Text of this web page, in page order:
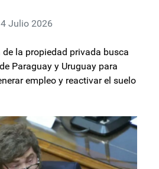
Julio 2026
la propiedad privada busca
Paraguay y Uruguay para
empleo y reactivar el suelo